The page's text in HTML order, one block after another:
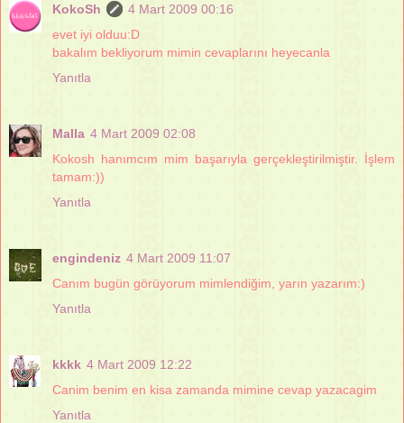
KokoSh
4 Mart 2009 00:16
evet iyi olduu:D
bakalım bekliyorum mimin cevaplarını heyecanla
Yanıtla
Malla 4 Mart 2009 02:08
Kokosh hanımcım mim başarıyla gerçekleştirilmiştir. İşlem
tamam:))
Yanıtla
engindeniz 4 Mart 2009 11:07
Canım bugün görüyorum mimlendiğim, yarın yazarım:)
Yanıtla
kkkk 4 Mart 2009 12:22
Canim benim en kisa zamanda mimine cevap yazacagim
Yanıtla